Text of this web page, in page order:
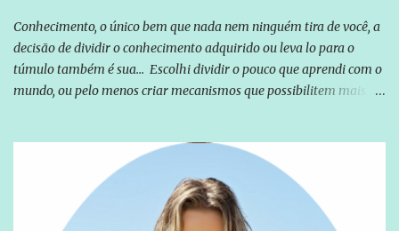
Conhecimento, o único bem que nada nem ninguém tira de você, a
decisão de dividir o conhecimento adquirido ou leva lo para o
túmulo também é sua... Escolhi dividir o pouco que aprendi com o
mundo, ou pelo menos criar mecanismos que possibilitem mais e
empreendedor da comunicação, que além de informação
cotidiana, corriqueira e cada vez mais preocupantes, do tipo que
você já esta acostumado a ver neste espaço, vou trabalhar a ideia
que possibilite distribuir não só informações, mas que gere de